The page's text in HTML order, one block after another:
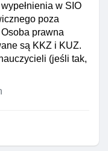
w SIO
poza
prawna
są KKZ i KUZ.
(jeśli tak,